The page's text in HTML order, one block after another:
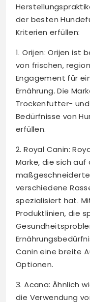
der besten
Kriterien erfüllen:
1. Orijen: Orijen ist
von frischen,
Engagement für
Ernährung. Die
Trockenfutter-
Bedürfnisse von
erfüllen.
2. Royal Canin:
Marke, die sich auf
verschiedene
spezialisiert hat.
Produktlinien, die
Canin eine breite
Optionen.
3. Acana: Ähnlich
die Verwendung